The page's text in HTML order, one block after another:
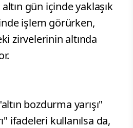
gün içinde yaklaşık
işlem görürken,
zirvelerinin altında
bozdurma yarışı"
ifadeleri kullanılsa da,